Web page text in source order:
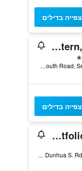
צפייה בדילים
Shangri-La Far Eastern, Taipei
201 Tun Hwa South Road, Section 2, טאיפיי, טייוואן
צפייה בדילים
Madison Taipei, a Tribute Portfolio Hotel
No.331, Sec 1, Dunhua S. Rd., Daan Dist, טאיפיי, טייוואן